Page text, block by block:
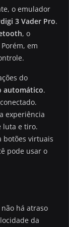
o emulador
3 Vader Pro.
, o
em
do
automático.
experiência
luta e tiro.
botões virtuais
pode usar o
há atraso
da